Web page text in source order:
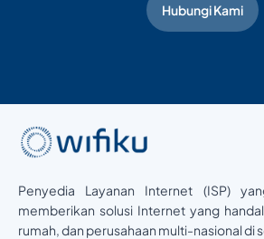
Hubungi Kami
Penyedia Layanan Internet (ISP)
memberikan solusi Internet yang
rumah, dan perusahaan multi-nasional di